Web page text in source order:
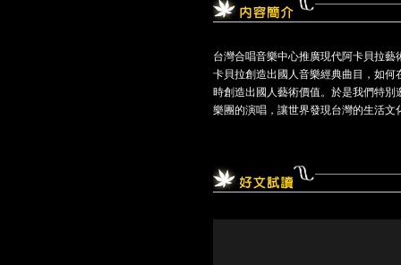
台灣合唱音樂中心推廣現代阿卡貝拉
卡貝拉創造出國人音樂經典曲目，如
時創造出國人藝術價值。於是我們特
樂團的演唱，讓世界發現台灣的生活文